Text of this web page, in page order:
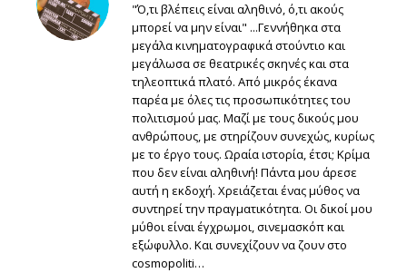
"Ό,τι βλέπεις είναι αληθινό, ό,τι ακούς
μπορεί να μην είναι" ...Γεννήθηκα στα
μεγάλα κινηματογραφικά στούντιο και
μεγάλωσα σε θεατρικές σκηνές και στα
τηλεοπτικά πλατό. Από μικρός έκανα
παρέα με όλες τις προσωπικότητες του
πολιτισμού μας. Μαζί με τους δικούς μου
ανθρώπους, με στηρίζουν συνεχώς, κυρίως
με το έργο τους. Ωραία ιστορία, έτσι; Κρίμα
που δεν είναι αληθινή! Πάντα μου άρεσε
αυτή η εκδοχή. Χρειάζεται ένας μύθος να
συντηρεί την πραγματικότητα. Οι δικοί μου
μύθοι είναι έγχρωμοι, σινεμασκόπ και
εξώφυλλο. Και συνεχίζουν να ζουν στο
cosmopoliti…